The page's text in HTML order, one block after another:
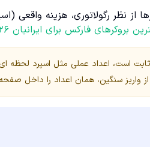
از نظر رگولاتوری، هزینه
بروکرهای فارکس برای ایرانیان ۲۰۲۶
است، اعداد عملی مثل اسپرد لحظه
از واریز سنگین، همان اعداد را